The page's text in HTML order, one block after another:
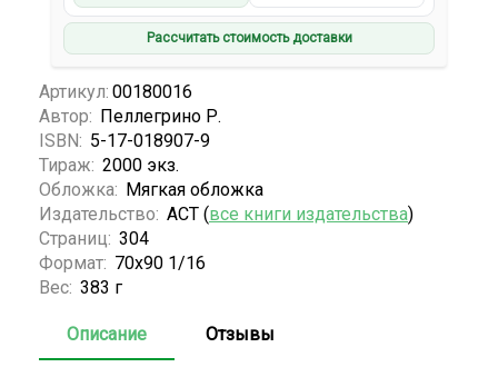
Рассчитать стоимость доставки
Артикул: 00180016
Автор: Пеллегрино Р.
ISBN: 5-17-018907-9
Тираж: 2000 экз.
Обложка: Мягкая обложка
Издательство: АСТ (все книги издательства)
Страниц: 304
Формат: 70x90 1/16
Вес: 383 г
Описание Отзывы